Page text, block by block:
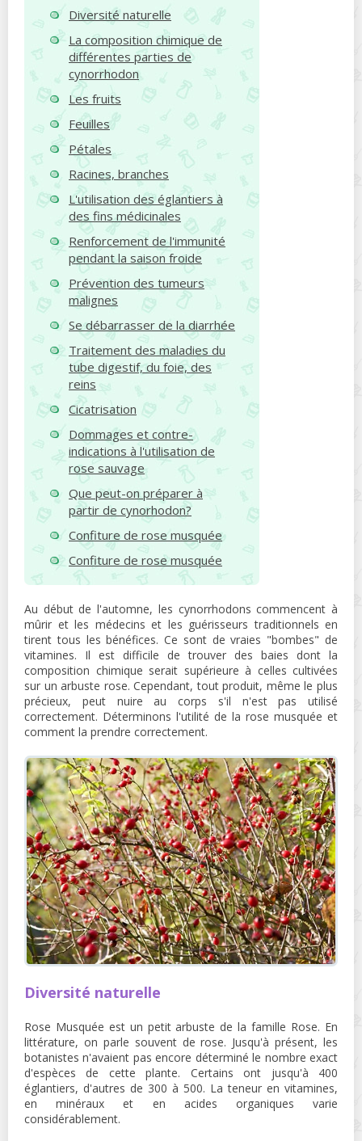
Diversité naturelle
La composition chimique de
différentes parties de
cynorrhodon
Les fruits
Feuilles
Pétales
Racines, branches
L'utilisation des églantiers à
des fins médicinales
Renforcement de l'immunité
pendant la saison froide
Prévention des tumeurs
malignes
Se débarrasser de la diarrhée
Traitement des maladies du
tube digestif, du foie, des
reins
Cicatrisation
Dommages et contre-
indications à l'utilisation de
rose sauvage
Que peut-on préparer à
partir de cynorhodon?
Confiture de rose musquée
Confiture de rose musquée
Au début de l'automne, les cynorrhodons commencent à
mûrir et les médecins et les guérisseurs traditionnels en
tirent tous les bénéfices. Ce sont de vraies "bombes" de
vitamines. Il est difficile de trouver des baies dont la
composition chimique serait supérieure à celles cultivées
sur un arbuste rose. Cependant, tout produit, même le plus
précieux, peut nuire au corps s'il n'est pas utilisé
correctement. Déterminons l'utilité de la rose musquée et
comment la prendre correctement.
Diversité naturelle
Rose Musquée est un petit arbuste de la famille Rose. En
littérature, on parle souvent de rose. Jusqu'à présent, les
botanistes n'avaient pas encore déterminé le nombre exact
d'espèces de cette plante. Certains ont jusqu'à 400
églantiers, d'autres de 300 à 500. La teneur en vitamines,
en minéraux et en acides organiques varie
considérablement.